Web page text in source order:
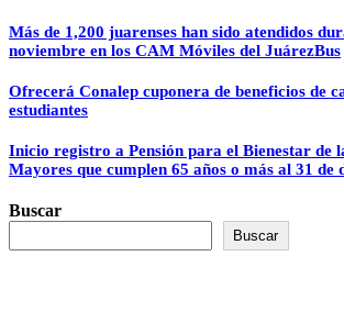
Más de 1,200 juarenses han sido atendidos
noviembre en los CAM Móviles del JuárezBus
Ofrecerá Conalep cuponera de beneficios de
estudiantes
Inicio registro a Pensión para el Bienestar de
Mayores que cumplen 65 años o más al 31 de
Buscar
Buscar